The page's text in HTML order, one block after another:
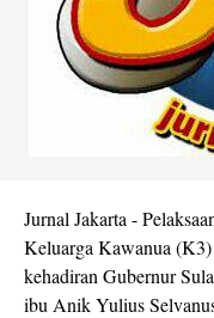
Jurnal Jakarta -
Keluarga Kawanua (K3)
kehadiran Gubernur
ibu Anik Yulius